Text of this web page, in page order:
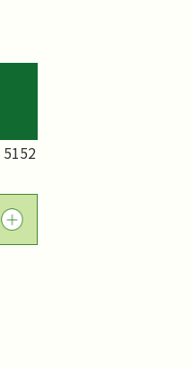
5152